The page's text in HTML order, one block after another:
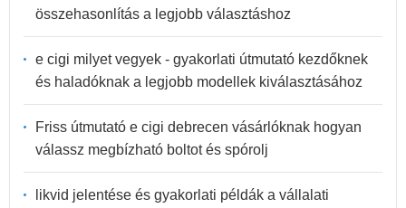
összehasonlítás a legjobb választáshoz
e cigi milyet vegyek - gyakorlati útmutató kezdőknek
és haladóknak a legjobb modellek kiválasztásához
Friss útmutató e cigi debrecen vásárlóknak hogyan
válassz megbízható boltot és spórolj
likvid jelentése és gyakorlati példák a vállalati